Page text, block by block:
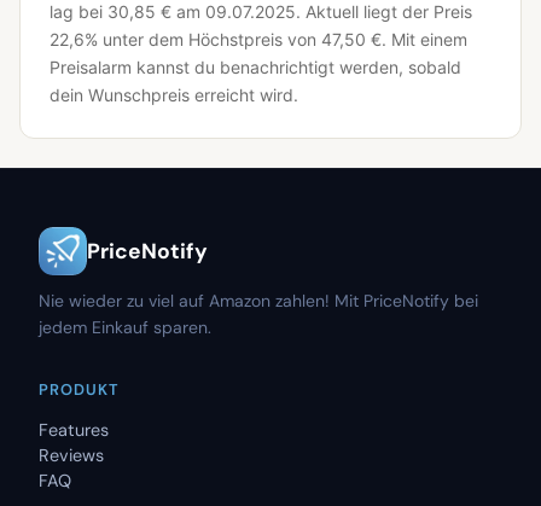
lag bei 30,85 € am 09.07.2025. Aktuell liegt der Preis
22,6% unter dem Höchstpreis von 47,50 €. Mit einem
Preisalarm kannst du benachrichtigt werden, sobald
dein Wunschpreis erreicht wird.
PriceNotify
Nie wieder zu viel auf Amazon zahlen! Mit PriceNotify bei
jedem Einkauf sparen.
PRODUKT
Features
Reviews
FAQ